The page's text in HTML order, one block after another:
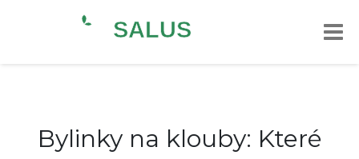
Bylinky na klouby: Které